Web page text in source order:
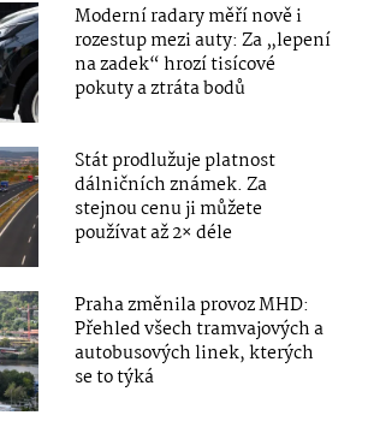
Moderní radary měří nově i
rozestup mezi auty: Za „lepení
na zadek“ hrozí tisícové
pokuty a ztráta bodů
Stát prodlužuje platnost
dálničních známek. Za
stejnou cenu ji můžete
používat až 2× déle
Praha změnila provoz MHD:
Přehled všech tramvajových a
autobusových linek, kterých
se to týká